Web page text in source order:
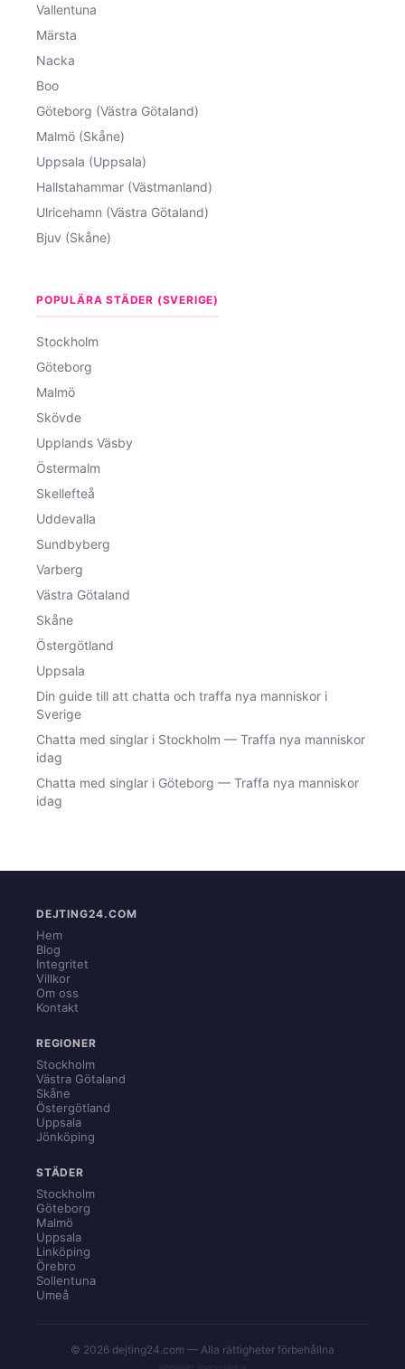
Vallentuna
Märsta
Nacka
Boo
Göteborg (Västra Götaland)
Malmö (Skåne)
Uppsala (Uppsala)
Hallstahammar (Västmanland)
Ulricehamn (Västra Götaland)
Bjuv (Skåne)
POPULÄRA STÄDER (SVERIGE)
Stockholm
Göteborg
Malmö
Skövde
Upplands Väsby
Östermalm
Skellefteå
Uddevalla
Sundbyberg
Varberg
Västra Götaland
Skåne
Östergötland
Uppsala
Din guide till att chatta och traffa nya manniskor i
Sverige
Chatta med singlar i Stockholm — Traffa nya manniskor
idag
Chatta med singlar i Göteborg — Traffa nya manniskor
idag
DEJTING24.COM
Hem
Blog
Integritet
Villkor
Om oss
Kontakt
REGIONER
Stockholm
Västra Götaland
Skåne
Östergötland
Uppsala
Jönköping
STÄDER
Stockholm
Göteborg
Malmö
Uppsala
Linköping
Örebro
Sollentuna
Umeå
© 2026 dejting24.com — Alla rättigheter förbehållna